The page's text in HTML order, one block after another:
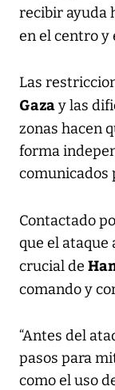
recibir ayuda
en el centro y
Las
Gazay las
zonas hacen
forma
comunicados
Contactado
que el ataque
crucial de
comando y
“Antes del
pasos para
como el uso